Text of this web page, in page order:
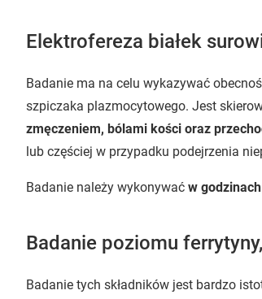
Elektrofereza białek
Badanie ma na celu wykazywać
szpiczaka plazmocytowego. Jest
zmęczeniem, bólami kości oraz
lub częściej w przypadku podejrzenia
Badanie należy wykonywać w
Badanie poziomu
Badanie tych składników jest bardzo